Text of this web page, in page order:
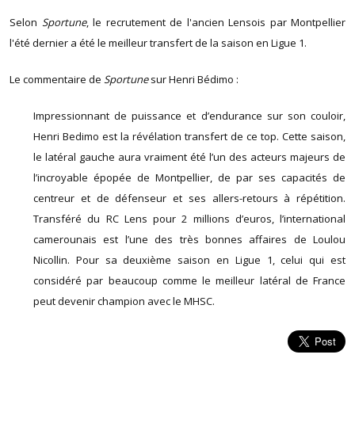
Selon Sportune, le recrutement de l'ancien Lensois par Montpellier
l'été dernier a été le meilleur transfert de la saison en Ligue 1.
Le commentaire de Sportunesur Henri Bédimo :
Impressionnant de puissance et d’endurance sur son couloir,
Henri Bedimo est la révélation transfert de ce top. Cette saison,
le latéral gauche aura vraiment été l’un des acteurs majeurs de
l’incroyable épopée de Montpellier, de par ses capacités de
centreur et de défenseur et ses allers-retours à répétition.
Transféré du RC Lens pour 2 millions d’euros, l’international
camerounais est l’une des très bonnes affaires de Loulou
Nicollin. Pour sa deuxième saison en Ligue 1, celui qui est
considéré par beaucoup comme le meilleur latéral de France
peut devenir champion avec le MHSC.